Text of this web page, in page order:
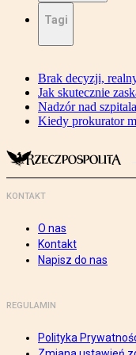
Tagi
Brak decyzji,
Jak skutecznie
Nadzór nad
Kiedy prokurator
KONTAKT
O nas
Kontakt
Napisz do nas
REGULAMIN
Polityka